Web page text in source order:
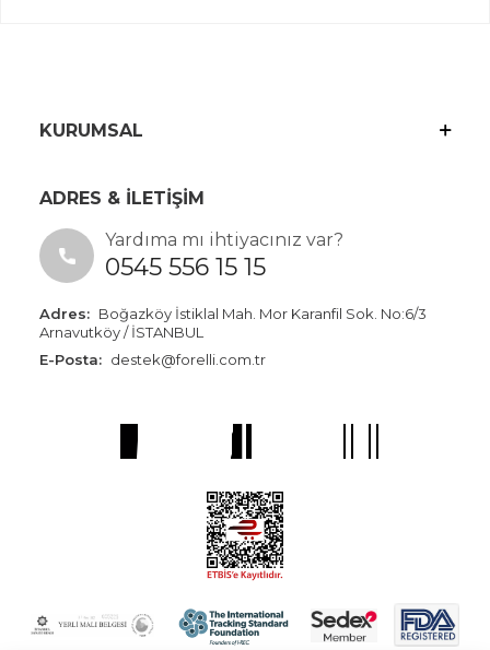
KURUMSAL
ADRES & İLETİŞİM
Yardıma mı ihtiyacınız var?
0545 556 15 15
Adres: Boğazköy İstiklal Mah. Mor Karanfil Sok. No:6/3
Arnavutköy / İSTANBUL
E-Posta: destek@forelli.com.tr